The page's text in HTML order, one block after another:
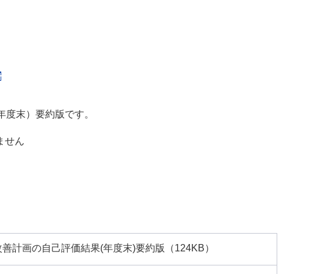
末）要約版です。
せん
計画の自己評価結果(年度末)要約版（124KB）